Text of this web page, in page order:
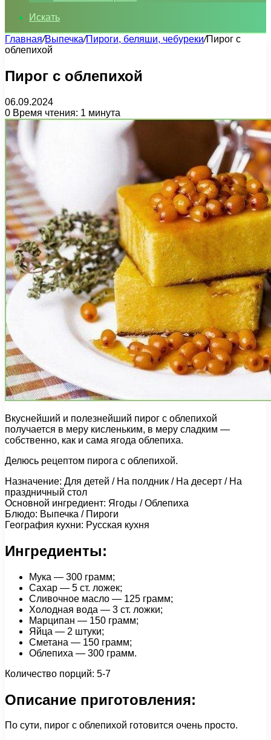
Искать
Главная/Выпечка/Пироги, беляши, чебуреки/Пирог с
облепихой
Пирог с облепихой
06.09.2024
0 Время чтения: 1 минута
Вкуснейший и полезнейший пирог с облепихой
получается в меру кисленьким, в меру сладким —
собственно, как и сама ягода облепиха.
Делюсь рецептом пирога с облепихой.
Назначение: Для детей / На полдник / На десерт / На
праздничный стол
Основной ингредиент: Ягоды / Облепиха
Блюдо: Выпечка / Пироги
География кухни: Русская кухня
Ингредиенты:
Мука — 300 грамм;
Сахар — 5 ст. ложек;
Сливочное масло — 125 грамм;
Холодная вода — 3 ст. ложки;
Марципан — 150 грамм;
Яйца — 2 штуки;
Сметана — 150 грамм;
Облепиха — 300 грамм.
Количество порций: 5-7
Описание приготовления:
По сути, пирог с облепихой готовится очень просто.